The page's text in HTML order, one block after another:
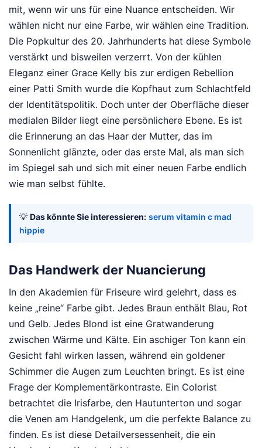
mit, wenn wir uns für eine Nuance entscheiden. Wir
wählen nicht nur eine Farbe, wir wählen eine Tradition.
Die Popkultur des 20. Jahrhunderts hat diese Symbole
verstärkt und bisweilen verzerrt. Von der kühlen
Eleganz einer Grace Kelly bis zur erdigen Rebellion
einer Patti Smith wurde die Kopfhaut zum Schlachtfeld
der Identitätspolitik. Doch unter der Oberfläche dieser
medialen Bilder liegt eine persönlichere Ebene. Es ist
die Erinnerung an das Haar der Mutter, das im
Sonnenlicht glänzte, oder das erste Mal, als man sich
im Spiegel sah und sich mit einer neuen Farbe endlich
wie man selbst fühlte.
💡 Das könnte Sie interessieren: serum vitamin c mad
hippie
Das Handwerk der Nuancierung
In den Akademien für Friseure wird gelehrt, dass es
keine „reine“ Farbe gibt. Jedes Braun enthält Blau, Rot
und Gelb. Jedes Blond ist eine Gratwanderung
zwischen Wärme und Kälte. Ein aschiger Ton kann ein
Gesicht fahl wirken lassen, während ein goldener
Schimmer die Augen zum Leuchten bringt. Es ist eine
Frage der Komplementärkontraste. Ein Colorist
betrachtet die Irisfarbe, den Hautunterton und sogar
die Venen am Handgelenk, um die perfekte Balance zu
finden. Es ist diese Detailversessenheit, die ein